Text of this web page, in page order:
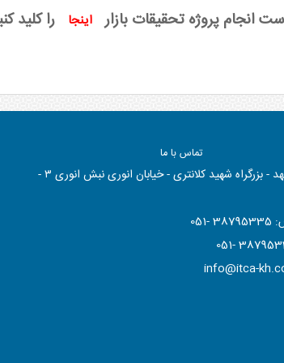
انجام پروژه تحقیقات بازار اینجا را کلید
تماس با ما
آدرس: مشهد - بزرگراه شهید کلانتری - خیابان انوری نبش انوری ٣ -
38795335 -051
38795338
info@itca-